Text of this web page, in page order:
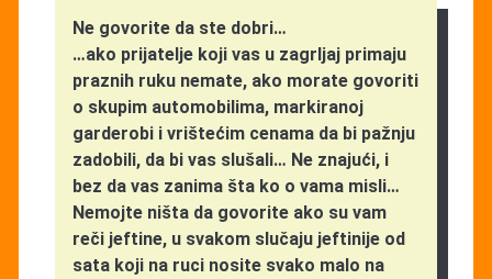
Ne govorite da ste dobri…
…ako prijatelje koji vas u zagrljaj primaju
praznih ruku nemate, ako morate govoriti
o skupim automobilima, markiranoj
garderobi i vrištećim cenama da bi pažnju
zadobili, da bi vas slušali… Ne znajući, i
bez da vas zanima šta ko o vama misli…
Nemojte ništa da govorite ako su vam
reči jeftine, u svakom slučaju jeftinije od
sata koji na ruci nosite svako malo na